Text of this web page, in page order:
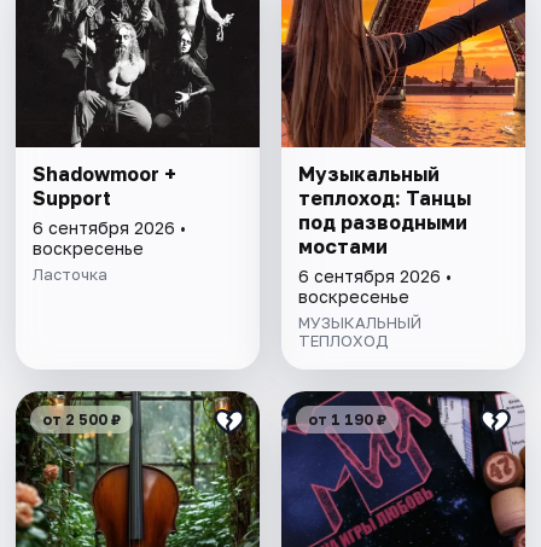
Shadowmoor +
Support
6 сентября 2026 •
воскресенье
Ласточка
Музыкальный
теплоход: Танцы
под разводными
мостами
6 сентября 2026 •
воскресенье
МУЗЫКАЛЬНЫЙ
ТЕПЛОХОД
от 2 500 ₽ от 1 190 ₽